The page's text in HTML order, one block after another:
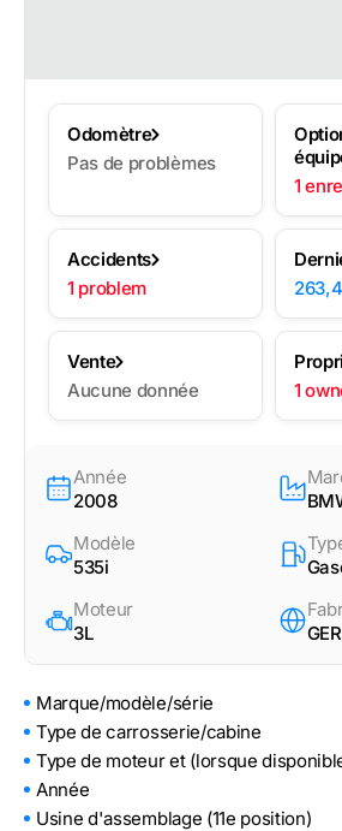
Odomètre
Pas de problèmes
1
Accidents
1 problem
Vente
Aucune donnée
1
Année
2008
Modèle
535i
Moteur
3L
Marque/modèle/série
Type de carrosserie/cabine
Type de moteur et (lorsque
Année
Usine d'assemblage (11e position)